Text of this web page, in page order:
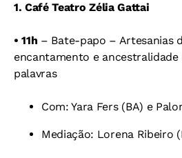
1. Café Teatro Zélia Gattai
•11h – Bate-papo – Artesanias
encantamento e
palavras
Com: Yara Fers (BA) e
Mediação: Lorena Ribeiro